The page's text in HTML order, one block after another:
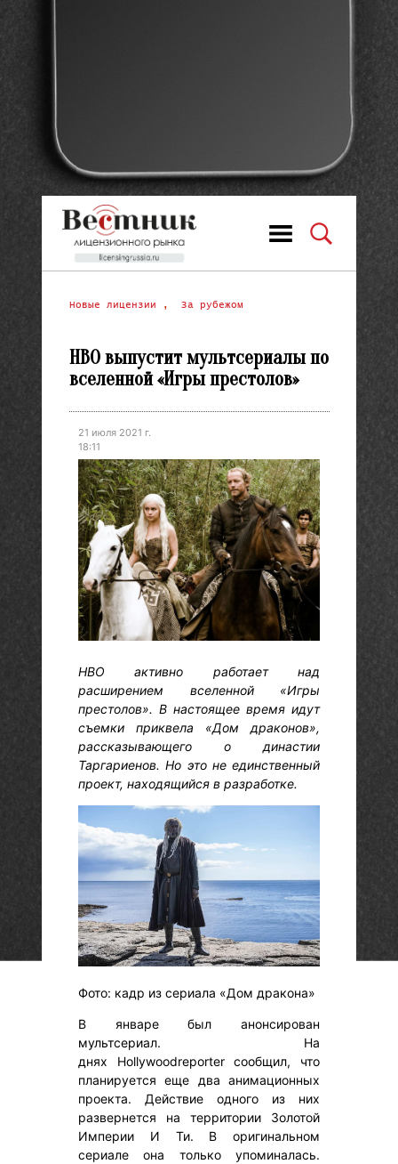
Новые лицензии , За рубежом
HBO выпустит мультсериалы по
вселенной «Игры престолов»
21 июля 2021 г.
18:11
HBO активно работает над
расширением вселенной «Игры
престолов». В настоящее время идут
съемки приквела «Дом драконов»,
рассказывающего о династии
Таргариенов. Но это не единственный
проект, находящийся в разработке.
Фото: кадр из сериала «Дом дракона»
В январе был анонсирован
мультсериал. На
днях Hollywoodreporter сообщил, что
планируется еще два анимационных
проекта. Действие одного из них
развернется на территории Золотой
Империи И Ти. В оригинальном
сериале она только упоминалась.